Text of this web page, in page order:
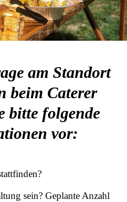
am Standort
beim Caterer
bitte folgende
vor:
sein? Geplante Anzahl